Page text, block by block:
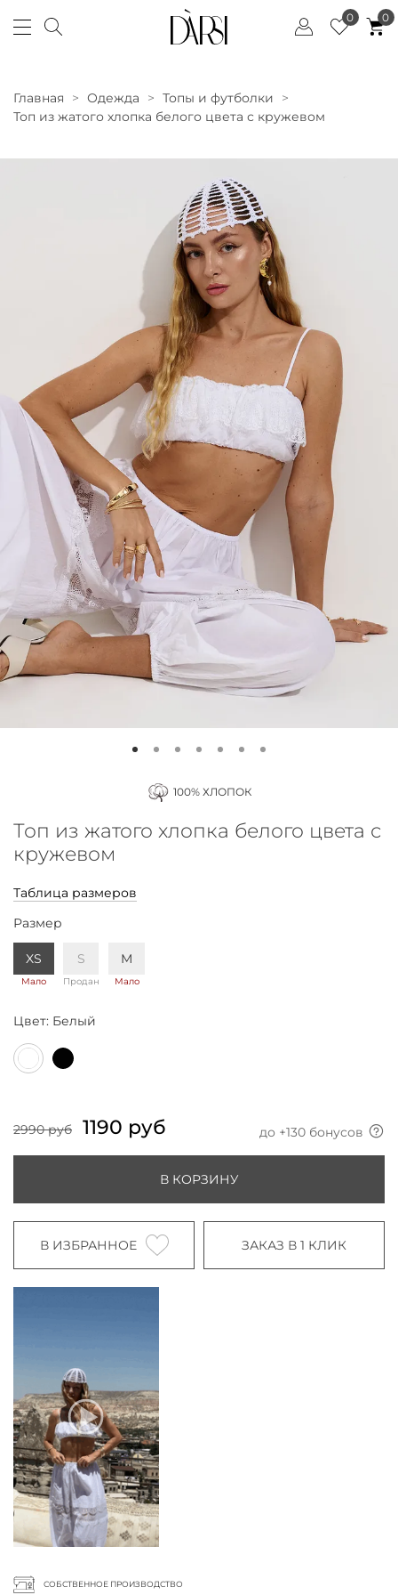
0 0
Главная Одежда
Топы и футболки
Топ из жатого хлопка белого цвета с кружевом
Топ из жатого хлопка белого цвета с
кружевом
100% ХЛОПОК
Таблица размеров
Размер
XS
Мало
S
Продан
M
Мало
Цвет: Белый
2990 руб 1190 руб до +130 бонусов
В КОРЗИНУ
В ИЗБРАННОЕ ЗАКАЗ В 1 КЛИК
СОБСТВЕННОЕ ПРОИЗВОДСТВО